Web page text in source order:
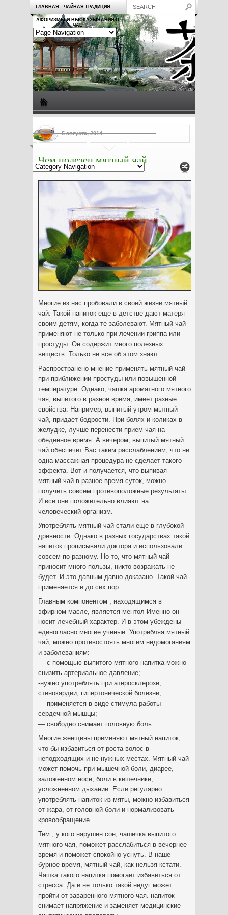
ГЛАВНАЯ ЧАЙНАЯ ТРАДИЦИЯ
АФОРИЗМЫ И ВЫСКАЗЫВАНИЯ О
ЧАЕ
Рецепты с чаем Полезные свойства чая
5 августа, 2014
Чем полезен мятный чай
Многие из нас пробовали в своей жизни мятный
чай. Такой напиток еще в детстве дают матеря
своим детям, когда те заболевают. Мятный чай
применяют не только при лечении гриппа или
простуды. Он содержит много полезных
веществ. Только не все об этом знают.
Распространено мнение применять мятный чай
при приближении простуды или повышенной
температуре. Однако, чашка ароматного мятного
чая, выпитого в разное время, имеет разные
свойства. Например, выпитый утром мытный
чай, придает бодрости. При болях и коликах в
желудке, лучше перенести прием чая на
обеденное время. А вечером, выпитый мятный
чай обеспечит Вас таким расслаблением, что ни
одна массажная процедура не сделает такого
эффекта. Вот и получается, что выпивая
мятный чай в разное время суток, можно
получить совсем противоположные результаты.
И все они положительно влияют на
человеческий организм.
Употреблять мятный чай стали еще в глубокой
древности. Однако в разных государствах такой
напиток прописывали доктора и использовали
совсем по-разному. Но то, что мятный чай
приносит много пользы, никто возражать не
будет. И это давным-давно доказано. Такой чай
применяется и до сих пор.
Главным компонентом , находящимся в
эфирном масле, является ментол Именно он
носит лечебный характер. И в этом убеждены
единогласно многие ученые. Употребляя мятный
чай, можно противостоять многим недомоганиям
и заболеваниям:
— с помощью выпитого мятного напитка можно
снизить артериальное давление;
-нужно употреблять при атеросклерозе,
стенокардии, гипертонической болезни;
— применяется в виде стимула работы
сердечной мышцы;
— свободно снимает головную боль.
Многие женщины применяют мятный напиток,
что бы избавиться от роста волос в
неподходящих и не нужных местах. Мятный чай
может помочь при мышечной боли, диарее,
заложенном носе, боли в кишечнике,
усложненном дыхании. Если регулярно
употреблять напиток из мяты, можно избавиться
от жара, от головной боли и нормализовать
кровообращение.
Тем , у кого нарушен сон, чашечка выпитого
мятного чая, поможет расслабиться в вечернее
время и поможет спокойно уснуть. В наше
бурное время, мятный чай, как нельзя кстати.
Чашка такого напитка помогает избавиться от
стресса. Да и не только такой недуг может
пройти от заваренного мятного чая. напиток
снимает напряжение и заменяет медицинские